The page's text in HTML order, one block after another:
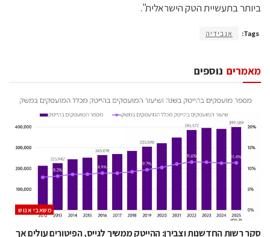
ביותר בתעשיית הטק הישראלית".
Tags: אנבידיה
נוספים מאמרים
משאבי אנוש
סקר רשות החדשנות וצבירן: ההייטק ממשיך לגייס, הפיטורים עולים אך